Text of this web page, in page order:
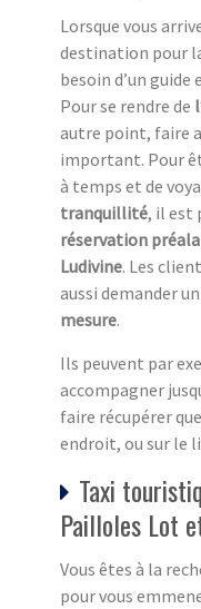
Lorsque vous
destination pour
besoin d’un guide
Pour se rendre de
autre point, faire
important. Pour
à temps et de
tranquillité, il est
réservation
Ludivine. Les
aussi demander un
mesure.
Ils peuvent par
accompagner
faire récupérer
endroit, ou sur le
Taxi
Pailloles Lot
Vous êtes à la
pour vous